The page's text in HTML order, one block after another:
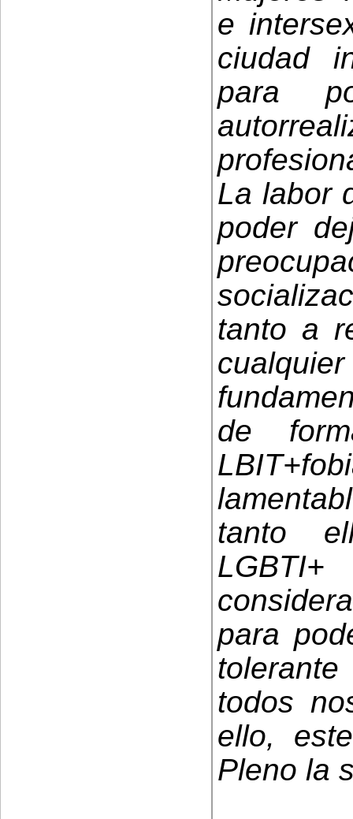
e
ciudad
para
La labor
poder
tanto a
de
tanto
para
todos
ello,
Pleno la